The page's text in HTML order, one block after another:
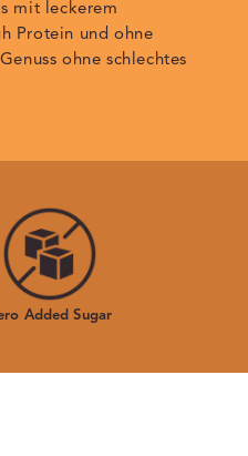
mit leckerem
Protein und ohne
ohne schlechtes
Added Sugar